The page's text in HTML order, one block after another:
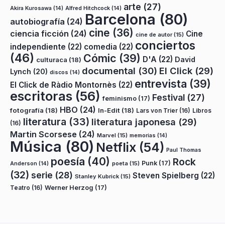
Akira Kurosawa (14) Alfred Hitchcock (14) arte (27)
autobiografía (24) Barcelona (80)
ciencia ficción (24) cine (36) cine de autor(15) Cine
independiente (22) comedia (22) conciertos
(46) culturaca (18) Cómic (39) D'A (22) David
Lynch (20) discos (14) documental (30) El Click (29)
El Click de Ràdio Montornès (22) entrevista (39)
escritoras (56) feminismo (17) Festival (27)
fotografía (18) HBO (24) In-Edit (18) Lars von Trier (16) Libros
(16) literatura (33) literatura japonesa (29)
Martin Scorsese (24) Marvel (15) memorias (14)
Música (80) Netflix (54) Paul Thomas
Anderson (14) poesía (40) poeta (15) Punk (17) Rock
(32) serie (28) Stanley Kubrick (15) Steven Spielberg (22)
Teatro (16) Werner Herzog (17)